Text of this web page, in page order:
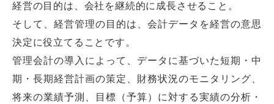
経営の目的は、会社を継続的に成長させること。
そして、経営管理の目的は、会計データを経営の意思
決定に役立てることです。
管理会計の導入によって、データに基づいた短期・中
期・長期経営計画の策定、財務状況のモニタリング、
将来の業績予測、目標（予算）に対する実績の分析・